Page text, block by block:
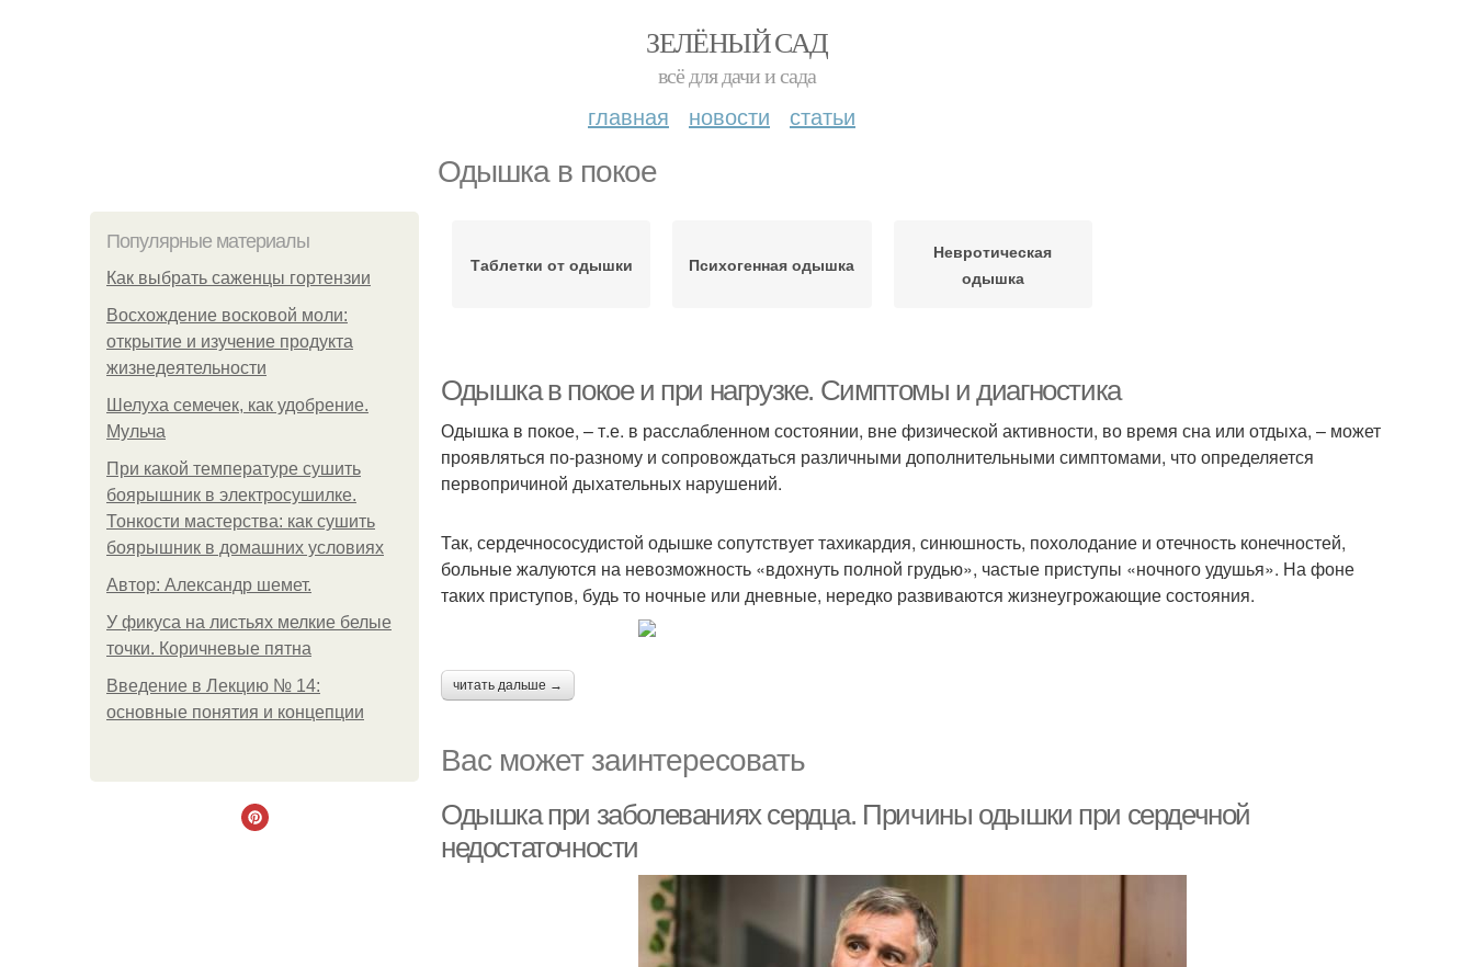
ЗЕЛЁНЫЙ САД
всё для дачи и сада
главная новости статьи
Одышка в покое
Популярные материалы
Как выбрать саженцы гортензии
Восхождение восковой моли:
открытие и изучение продукта
жизнедеятельности
Шелуха семечек, как удобрение.
Мульча
При какой температуре сушить
боярышник в электросушилке.
Тонкости мастерства: как сушить
боярышник в домашних условиях
Автор: Александр шемет.
У фикуса на листьях мелкие белые
точки. Коричневые пятна
Введение в Лекцию № 14:
основные понятия и концепции
Таблетки от одышки Психогенная одышка
Невротическая
одышка
Одышка в покое и при нагрузке. Симптомы и диагностика
Одышка в покое, – т.е. в расслабленном состоянии, вне физической активности, во время сна или отдыха, – может
проявляться по-разному и сопровождаться различными дополнительными симптомами, что определяется
первопричиной дыхательных нарушений.
Так, сердечнососудистой одышке сопутствует тахикардия, синюшность, похолодание и отечность конечностей,
больные жалуются на невозможность «вдохнуть полной грудью», частые приступы «ночного удушья». На фоне
таких приступов, будь то ночные или дневные, нередко развиваются жизнеугрожающие состояния.
читать дальше →
Вас может заинтересовать
Одышка при заболеваниях сердца. Причины одышки при сердечной
недостаточности